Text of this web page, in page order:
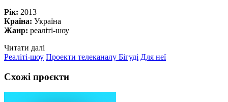
Рік: 2013
Країна: Україна
Жанр: реаліті-шоу
Читати далі
Реаліті-шоу Проекти телеканалу Бігуді Для неї
Схожі проєкти